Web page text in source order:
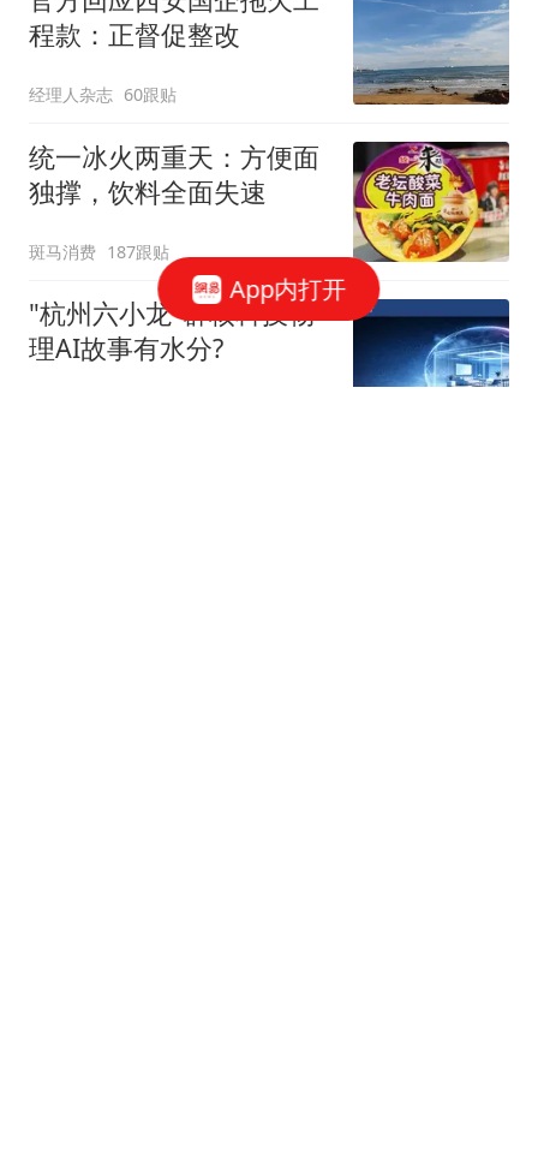
程款：正督促整改
经理人杂志 60跟贴
统一冰火两重天：方便面
独撑，饮料全面失速
斑马消费 187跟贴
"杭州六小龙"群核科技物
理AI故事有水分?
App内打开